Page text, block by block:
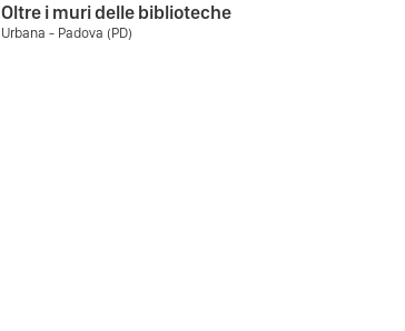
Oltre i muri delle biblioteche
Urbana - Padova (PD)